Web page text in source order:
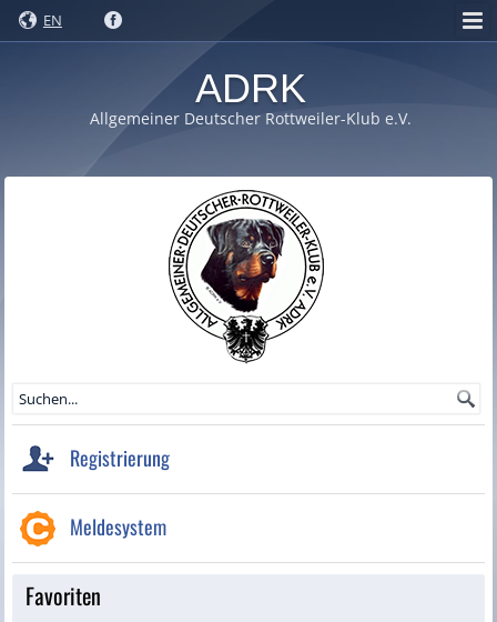
EN
ADRK
Allgemeiner Deutscher Rottweiler-Klub e.V.
Registrierung
Meldesystem
Favoriten